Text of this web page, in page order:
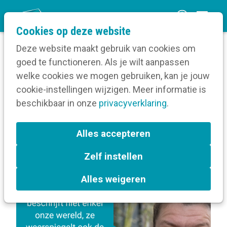
Cookies op deze website
Deze website maakt gebruik van cookies om
goed te functioneren. Als je wilt aanpassen
welke cookies we mogen gebruiken, kan je jouw
cookie-instellingen wijzigen. Meer informatie is
beschikbaar in onze privacyverklaring.
Alles accepteren
Zelf instellen
Alles weigeren
n
m
Home
Blog Berichten over Kortom Revue
Berichten over Kortom
Revue
a